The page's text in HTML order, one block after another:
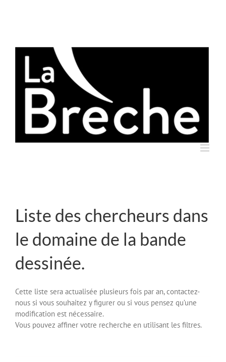
Liste des chercheurs dans
le domaine de la bande
dessinée.
Cette liste sera actualisée plusieurs fois par an, contactez-
nous si vous souhaitez y figurer ou si vous pensez qu’une
modification est nécessaire.
Vous pouvez affiner votre recherche en utilisant les filtres.